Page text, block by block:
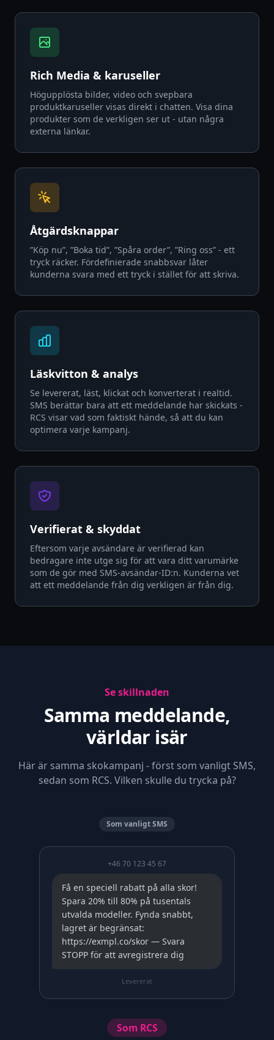
Rich Media & karuseller
Högupplösta bilder, video och svepbara
produktkaruseller visas direkt i chatten. Visa dina
produkter som de verkligen ser ut - utan några
externa länkar.
Åtgärdsknappar
”Köp nu”, ”Boka tid”, ”Spåra order”, ”Ring oss” - ett
tryck räcker. Fördefinierade snabbsvar låter
kunderna svara med ett tryck i stället för att skriva.
Läskvitton & analys
Se levererat, läst, klickat och konverterat i realtid.
SMS berättar bara att ett meddelande har skickats -
RCS visar vad som faktiskt hände, så att du kan
optimera varje kampanj.
Verifierat & skyddat
Eftersom varje avsändare är verifierad kan
bedragare inte utge sig för att vara ditt varumärke
som de gör med SMS-avsändar-ID:n. Kunderna vet
att ett meddelande från dig verkligen är från dig.
Se skillnaden
Samma meddelande,
världar isär
Här är samma skokampanj - först som vanligt SMS,
sedan som RCS. Vilken skulle du trycka på?
Som vanligt SMS
+46 70 123 45 67
Få en speciell rabatt på alla skor!
Spara 20% till 80% på tusentals
utvalda modeller. Fynda snabbt,
lagret är begränsat:
https://exmpl.co/skor — Svara
STOPP för att avregistrera dig
Levererat